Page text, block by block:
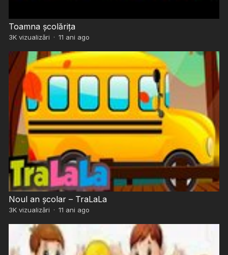
Toamna școlărița
3Kvizualizări · 11 ani ago
Noul an școlar – TraLaLa
3Kvizualizări · 11 ani ago